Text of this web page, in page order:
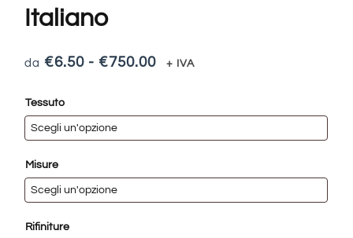
Italiano
€6.50 - €750.00 + IVA
Tessuto
Misure
Rifiniture